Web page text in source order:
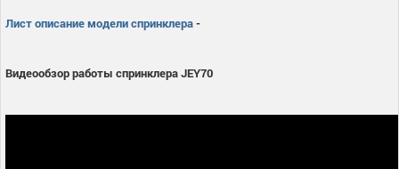
Лист описание модели спринклера-
Видеообзор работы спринклера JEY70